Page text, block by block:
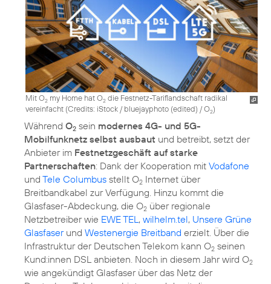
Mit O2 my Home hat O2 die Festnetz-Tariflandschaft radikal
vereinfacht (Credits: iStock / bluejayphoto (edited) / O2)
Während O2 sein modernes 4G- und 5G-
Mobilfunknetz selbst ausbaut und betreibt, setzt der
Anbieter im Festnetzgeschäft auf starke
Partnerschaften: Dank der Kooperation mit Vodafone
und Tele Columbus stellt O2 Internet über
Breitbandkabel zur Verfügung. Hinzu kommt die
Glasfaser-Abdeckung, die O2 über regionale
Netzbetreiber wie EWE TEL , wilhelm.tel, Unsere Grüne
Glasfaserund Westenergie Breitband erzielt. Über die
Infrastruktur der Deutschen Telekom kann O2 seinen
Kund:innen DSL anbieten. Noch in diesem Jahr wird O2
wie angekündigt Glasfaser über das Netz der